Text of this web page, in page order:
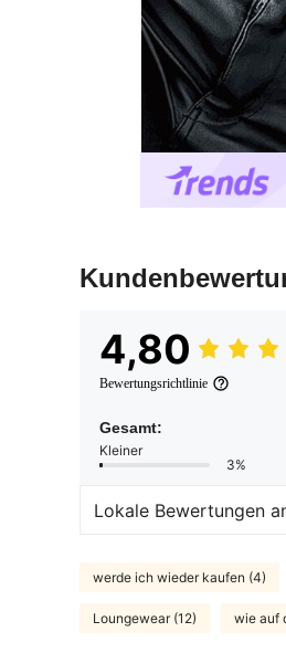
4,80
Bewertungsrichtlinie
Gesamt:
Kleiner
3%
Lokale Bewertungen
werde ich wieder kaufen (4)
Loungewear (12) wie auf